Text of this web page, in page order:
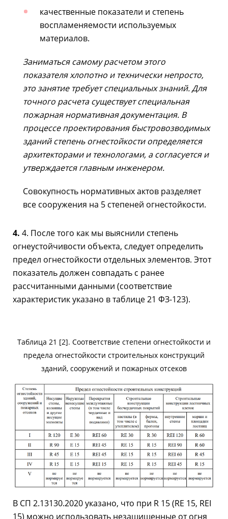
качественные показатели и степень
воспламеняемости используемых
материалов.
Заниматься самому расчетом этого
показателя хлопотно и технически непросто,
это занятие требует специальных знаний. Для
точного расчета существует специальная
пожарная нормативная документация. В
процессе проектирования быстровозводимых
зданий степень огнестойкости определяется
архитекторами и технологами, а согласуется и
утверждается главным инженером.
Совокупность нормативных актов разделяет
все сооружения на 5 степеней огнестойкости.
4. 4. После того как мы выяснили степень
огнеустойчивости объекта, следует определить
предел огнестойкости отдельных элементов. Этот
показатель должен совпадать с ранее
рассчитанными данными (соответствие
характеристик указано в таблице 21 ФЗ-123).
Таблица 21 [2]. Соответствие степени огнестойкости и
предела огнестойкости строительных конструкций
зданий, сооружений и пожарных отсеков
В СП 2.13130.2020 указано, что при R 15 (RE 15, REI
15) можно использовать незащищенные от огня